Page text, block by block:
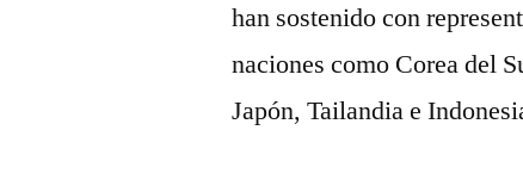
han sostenido con
naciones como Corea del
Japón, Tailandia e